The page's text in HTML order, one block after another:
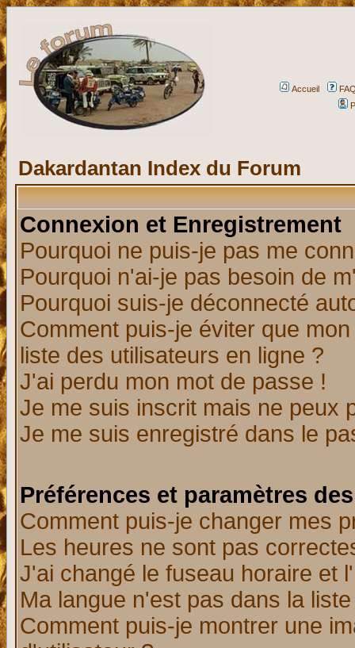
Accueil
Dakardantan Index du Forum
Connexion et Enregistrement
Pourquoi ne puis-je pas me
Pourquoi n'ai-je pas besoin de
Pourquoi suis-je déconnecté
Comment puis-je éviter que
liste des utilisateurs en ligne ?
J'ai perdu mon mot de passe !
Je me suis inscrit mais ne peux
Je me suis enregistré dans le
Préférences et paramètres
Comment puis-je changer mes
Les heures ne sont pas
J'ai changé le fuseau horaire et
Ma langue n'est pas dans la
Comment puis-je montrer une